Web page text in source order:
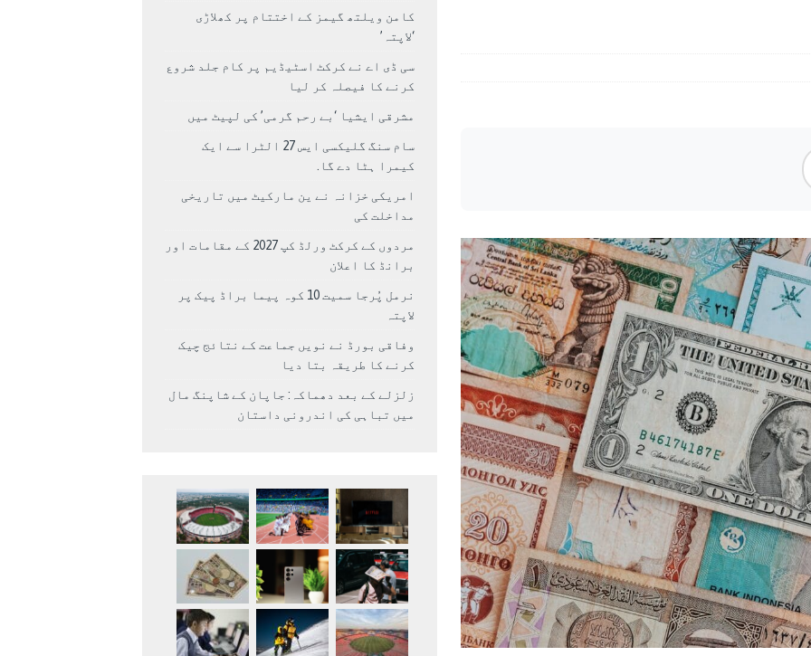
کامن ویلتھ گیمز کے اختتام پر کھلاڑی
‘لاپتہ’
سی ڈی اے نے کرکٹ اسٹیڈیم پر کام جلد شروع
کرنے کا فیصلہ کر لیا
مشرقی ایشیا ‘بے رحم گرمی’ کی لپیٹ میں
سام سنگ گلیکسی ایس 27 الٹرا سے ایک
کیمرا ہٹا دے گا.
امریکی خزانہ نے ین مارکیٹ میں تاریخی
مداخلت کی
مردوں کے کرکٹ ورلڈ کپ 2027 کے مقامات اور
برانڈ کا اعلان
نرمل پُرجا سمیت 10 کوہ پیما براڈ پیک پر
لاپتہ
وفاقی بورڈ نے نویں جماعت کے نتائج چیک
کرنے کا طریقہ بتا دیا
زلزلے کے بعد دھماکہ: جاپان کے شاپنگ مال
میں تباہی کی اندرونی داستان